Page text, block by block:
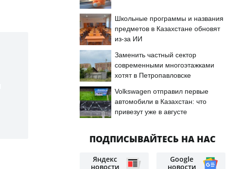
Школьные программы и названия
предметов в Казахстане обновят
из-за ИИ
Заменить частный сектор
современными многоэтажками
хотят в Петропавловске
Volkswagen отправил первые
автомобили в Казахстан: что
привезут уже в августе
ПОДПИСЫВАЙТЕСЬ НА НАС
Яндекс
новости
Google
новости